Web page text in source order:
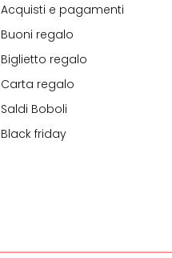
Acquisti e pagamenti
Buoni regalo
Biglietto regalo
Carta regalo
Saldi Boboli
Black friday